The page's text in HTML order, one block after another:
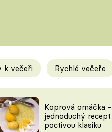
Tipy a triky
KAM ZA JÍDLEM
k večeři Rychlé večeře
Koprová omáčka -
jednoduchý
poctivou klasiku